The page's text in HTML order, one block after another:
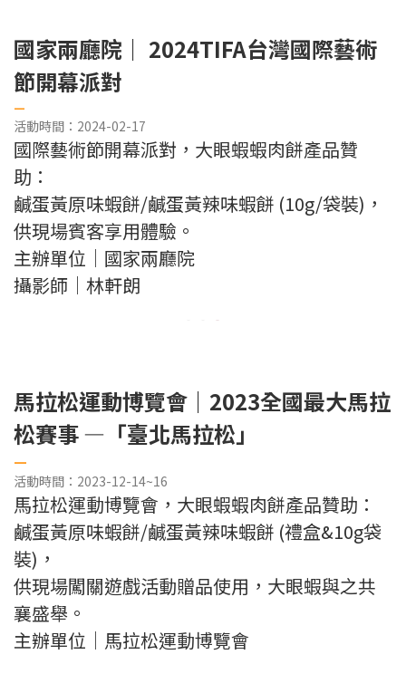
國家兩廳院｜ 2024TIFA台灣國際藝術
節開幕派對
—
活動時間：2024-02-17
國際藝術節開幕派對，大眼蝦蝦肉餅產品贊
助：
鹹蛋黃原味蝦餅/鹹蛋黃辣味蝦餅 (10g/袋裝)，
供現場賓客享用體驗。
主辦單位｜國家兩廳院
攝影師｜林軒朗
馬拉松運動博覽會｜2023全國最大馬拉
松賽事 —「臺北馬拉松」
—
活動時間：2023-12-14~16
馬拉松運動博覽會，大眼蝦蝦肉餅產品贊助：
鹹蛋黃原味蝦餅/鹹蛋黃辣味蝦餅 (禮盒&10g袋
裝)，
供現場闖關遊戲活動贈品使用， 大眼蝦與之共
襄盛舉。
主辦單位｜馬拉松運動博覽會